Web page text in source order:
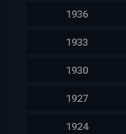
1936
1933
1930
1927
1924